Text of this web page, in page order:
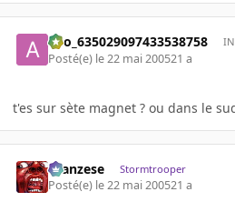
ano_635029097433538758
Posté(e) le 22 mai 200521 a
t'es sur sète magnet ? ou dans le
ilcanzese Stormtrooper
Posté(e) le 22 mai 200521 a